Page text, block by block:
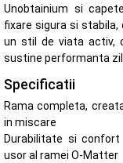
Unobtainium si
fixare sigura si stabila,
un stil de viata activ,
sustine performanta
Specificatii
Rama completa,
in miscare
Durabilitate si
usor al ramei O-Matter